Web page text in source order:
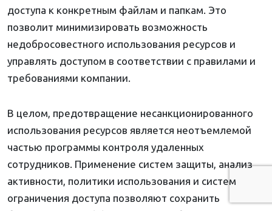
доступа к конкретным файлам и папкам. Это
позволит минимизировать возможность
недобросовестного использования ресурсов и
управлять доступом в соответствии с правилами и
требованиями компании.
В целом, предотвращение несанкционированного
использования ресурсов является неотъемлемой
частью программы контроля удаленных
сотрудников. Применение систем защиты, анализ
активности, политики использования и систем
ограничения доступа позволяют сохранить